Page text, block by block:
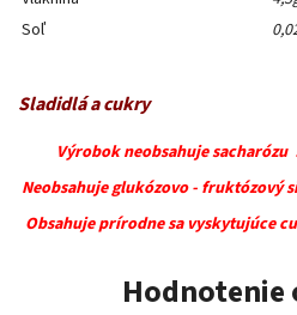
Soľ
Sladidlá a cukry
Výrobok neobsahuje sacharózu
Neobsahuje glukózovo - fruktózový
Obsahuje prírodne sa vyskytujúce
Hodnotenie